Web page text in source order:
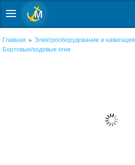
Главная » Электрооборудование и навигация
Бортовые/ходовые огни